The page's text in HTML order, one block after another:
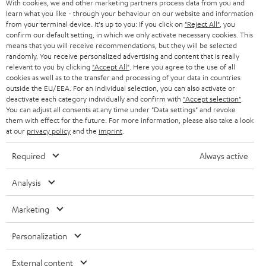
g
SMART HOME
BLUETOOTH-LAUTSPRECHER
KOPFHÖRER
BLUETOOTH-KOPFHÖRER
STEREOANLAGEN
LAUTSPRECHER
ULTIMA-SERIE
IN-EAR-KOPFHÖRER
FANSHOP
NEUHEITEN
PRESSE & MARKETING
GESCHÄFTSKUNDEN
PARTNERPROGRAMM
BLOG
NEWSLETTER
STORES
DEINE VORTEILE BEI TEUFEL
TEUFEL STORY
UNSER MANAGEMENT
NACHHALTIGKEIT
UNSERE WERTE
ÖSTERREICH
SCHWEIZ
NIEDERLANDE
BELGIEN
POLEN
SPANIEN
Fotos abgebildete Zubehör ist nicht im Lieferumfang enthalten. Etwaige
©2026 Lautsprecher Teufel GmbH - All rights reserved.
With cookies, we and other marketing partners process data from you and
learn what you like - through your behaviour on our website and information
from your terminal device. It's up to you: If you click on "Reject All" , you
confirm our default setting, in which we only activate necessary cookies. This
means that you will receive recommendations, but they will be selected
randomly. You receive personalized advertising and content that is really
relevant to you by clicking "Accept All" . Here you agree to the use of all
cookies as well as to the transfer and processing of your data in countries
outside the EU/EEA. For an individual selection, you can also activate or
deactivate each category individually and confirm with "Accept selection"
You can adjust all consents at any time under "Data settings" and revoke
them with effect for the future. For more information, please also take a look
at our privacy policyand the imprint
Required Always active
Analysis
Marketing
Personalization
External content